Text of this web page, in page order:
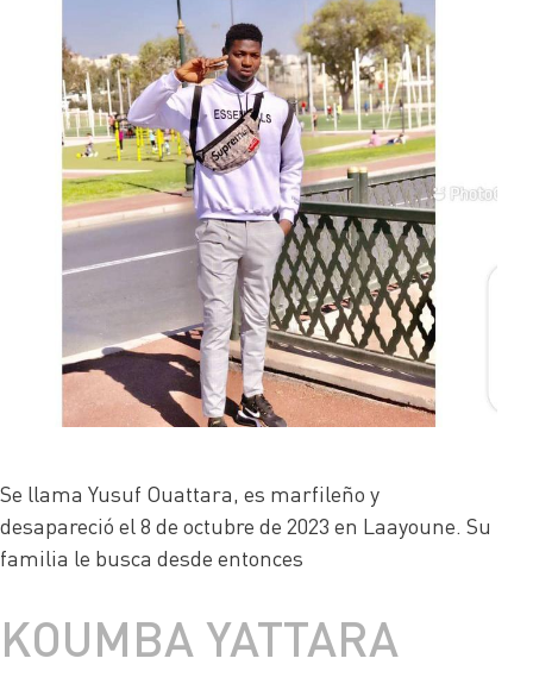
Se llama Yusuf Ouattara, es marfileño y
desapareció el 8 de octubre de 2023 en Laayoune. Su
familia le busca desde entonces
KOUMBA YATTARA